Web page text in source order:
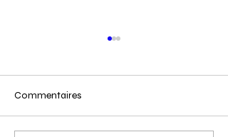
Cueillette du Matin
Commentaires